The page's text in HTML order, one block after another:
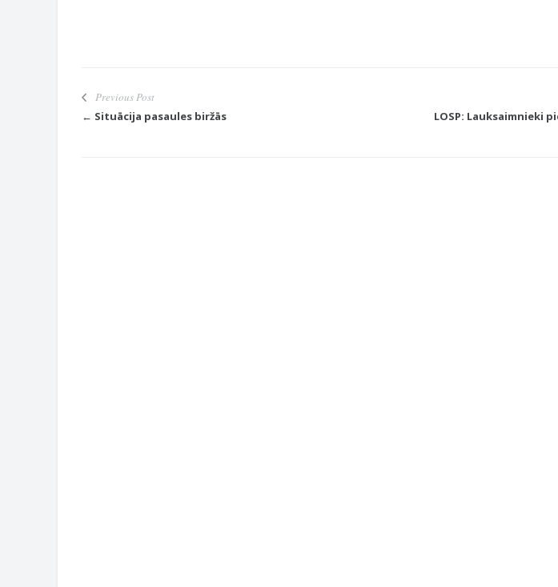
Previous Post
← Situācija pasaules biržās
LOSP: Lauksaimnieki